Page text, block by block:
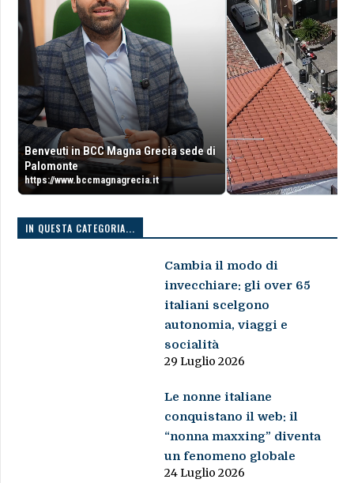
Benveuti in BCC Magna Grecia sede di
Palomonte
https://www.bccmagnagrecia.it
IN QUESTA CATEGORIA...
Cambia il modo di
invecchiare: gli over 65
italiani scelgono
autonomia, viaggi e
socialità
29 Luglio 2026
Le nonne italiane
conquistano il web: il
“nonna maxxing” diventa
un fenomeno globale
24 Luglio 2026